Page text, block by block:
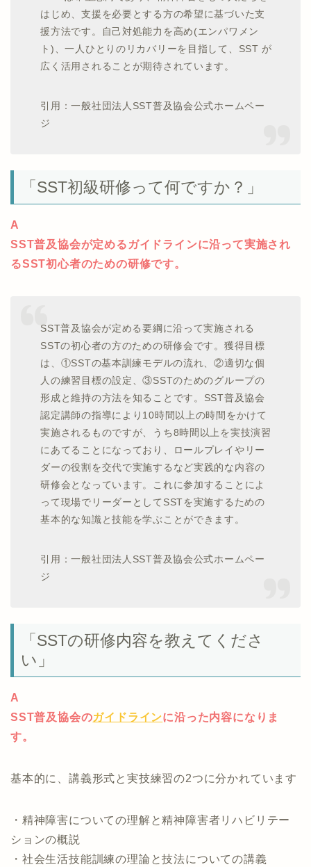
はじめ、支援を必要とする方の希望に基づいた支
援方法です。自己対処能力を高め(エンパワメン
ト)、一人ひとりのリカバリーを目指して、SST が
広く活用されることが期待されています。
引用：一般社団法人SST普及協会公式ホームペー
ジ
「SST初級研修って何ですか？」
A
SST普及協会が定めるガイドラインに沿って実施され
るSST初心者のための研修です。
SST普及協会が定める要綱に沿って実施される
SSTの初心者の方のための研修会です。獲得目標
は、①SSTの基本訓練モデルの流れ、②適切な個
人の練習目標の設定、③SSTのためのグループの
形成と維持の方法を知ることです。SST普及協会
認定講師の指導により10時間以上の時間をかけて
実施されるものですが、うち8時間以上を実技演習
にあてることになっており、ロールプレイやリー
ダーの役割を交代で実施するなど実践的な内容の
研修会となっています。これに参加することによ
って現場でリーダーとしてSSTを実施するための
基本的な知識と技能を学ぶことができます。
引用：一般社団法人SST普及協会公式ホームペー
ジ
「SSTの研修内容を教えてくださ
い」
A
SST普及協会のガイドラインに沿った内容になりま
す。
基本的に、講義形式と実技練習の2つに分かれています
・精神障害についての理解と精神障害者リハビリテー
ションの概説
・社会生活技能訓練の理論と技法についての講義